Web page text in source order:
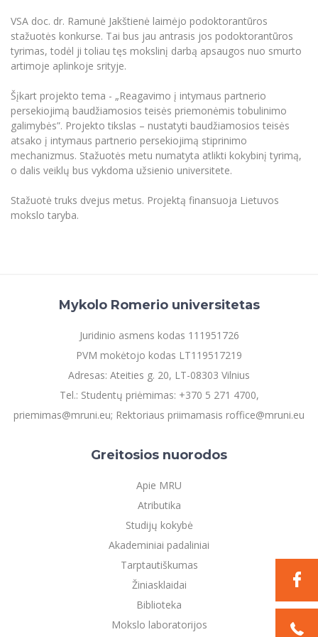
MRU pop vokalinis ansamblis (vadovas Artūras
Novikas)
MRU merginų choras
kompetencijų vertinimas ir pripažinimas
Studijų organizavimas
Kitos galimybės
Azijos centras
Vilniaus Karaliaus Sedžiongo institutas
Frankofoniškų šalių studijų centras
Mokslo laboratorijos
Žmogaus, aplinkos ir technologijų (HET)
Doktorantūra
Projektai
Akademinė leidyba
Mokymų LAB
Mokslo naujienos
Veiklos dokumentai
Akademinė etika
Universiteto simbolika
Atributika
Naujienos
Tarptautiškumas
Partnerystės
Azijos centras
Frankofoniškų šalių studijų centras
Azijos centras
Vilniaus Karaliaus Sedžiongo institutas
Frankofoniškų šalių studijų centras
Civilinė sauga
Korupcijos prevencija
Sūduvos akademija
Tinklalaidės
Bakalauro studijos
Magistrantūros studijos
Švietimo ir kultūros vadovų MPA
Teisės LL.M.
Papildomosios studijos
Pedagogų rengimas
Profesinės bakalauro studijos
Studijų tvarkaraštis
Informacinė sistema "Studijos"
Darbuotojų elektroninis paštas
Daugiafaktorinė autentifikacija universiteto
darbuotojams (MFA)
Mokslininkų profiliai "CRIS"
Bendruomenės gerovė
MRU norminių teisės aktų duomenų bazė
Microsoft Office 365
MRU mobilios programėlės
Pagalbos sistema
Profesinė sąjunga
Kontaktų paieška
VSA doc. dr. Ramunė Jakštienė laimėjo podoktorantūros
stažuotės konkurse. Tai bus jau antrasis jos podoktorantūros
tyrimas, todėl ji toliau tęs mokslinį darbą apsaugos nuo smurto
artimoje aplinkoje srityje.
Šįkart projekto tema - „Reagavimo į intymaus partnerio
persekiojimą baudžiamosios teisės priemonėmis tobulinimo
galimybės”. Projekto tikslas – nustatyti baudžiamosios teisės
atsako į intymaus partnerio persekiojimą stiprinimo
mechanizmus. Stažuotės metu numatyta atlikti kokybinį tyrimą,
o dalis veiklų bus vykdoma užsienio universitete.
Stažuotė truks dvejus metus. Projektą finansuoja Lietuvos
mokslo taryba.
Mykolo Romerio universitetas
Juridinio asmens kodas 111951726
PVM mokėtojo kodas LT119517219
Adresas: Ateities g. 20, LT-08303 Vilnius
Tel.: Studentų priėmimas: +370 5 271 4700,
priemimas@mruni.eu; Rektoriaus priimamasis roffice@mruni.eu
Greitosios nuorodos
Apie MRU
Atributika
Studijų kokybė
Akademiniai padaliniai
Tarptautiškumas
Žiniasklaidai
Biblioteka
Mokslo laboratorijos